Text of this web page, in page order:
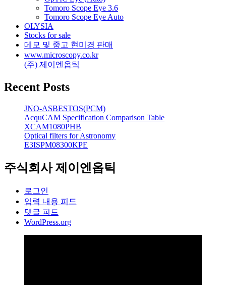
Tomoro Scope Eye 3.6
Tomoro Scope Eye Auto
OLYSIA
Stocks for sale
데모 및 중고 현미경 판매
www.microscopy.co.kr
(주) 제이엔옵틱
Recent Posts
JNO-ASBESTOS(PCM)
AcquCAM Specification Comparison Table
XCAM1080PHB
Optical filters for Astronomy
E3ISPM08300KPE
주식회사 제이엔옵틱
로그인
입력 내용 피드
댓글 피드
WordPress.org